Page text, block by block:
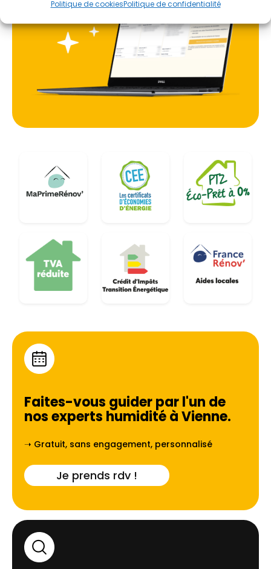
Politique de cookiesPolitique de confidentialité
un moyen concret de réduire leur empreinte
face à la volatilité des tarifs du marché.
Faites-vous guider par l'un de
nos experts humidité àVienne.
➝ Gratuit, sans engagement, personnalisé
Je prends rdv !